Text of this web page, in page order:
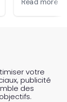
votre
publicité
des